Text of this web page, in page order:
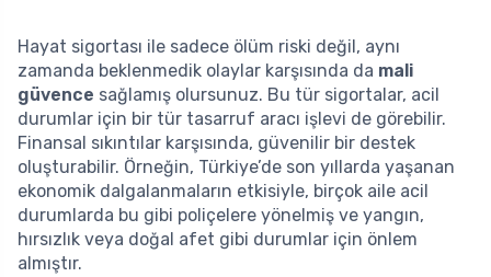
Hayat sigortası ile sadece ölüm riski değil, aynı
zamanda beklenmedik olaylar karşısında da mali
güvence sağlamış olursunuz. Bu tür sigortalar, acil
durumlar için bir tür tasarruf aracı işlevi de görebilir.
Finansal sıkıntılar karşısında, güvenilir bir destek
oluşturabilir. Örneğin, Türkiye’de son yıllarda yaşanan
ekonomik dalgalanmaların etkisiyle, birçok aile acil
durumlarda bu gibi poliçelere yönelmiş ve yangın,
hırsızlık veya doğal afet gibi durumlar için önlem
almıştır.